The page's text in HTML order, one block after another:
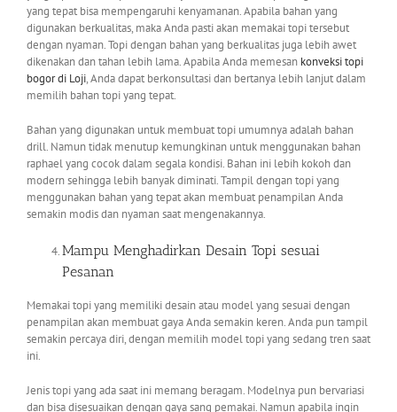
yang tepat bisa mempengaruhi kenyamanan. Apabila bahan yang
digunakan berkualitas, maka Anda pasti akan memakai topi tersebut
dengan nyaman. Topi dengan bahan yang berkualitas juga lebih awet
dikenakan dan tahan lebih lama. Apabila Anda memesan konveksi topi
bogordi Loji, Anda dapat berkonsultasi dan bertanya lebih lanjut dalam
memilih bahan topi yang tepat.
Bahan yang digunakan untuk membuat topi umumnya adalah bahan
drill. Namun tidak menutup kemungkinan untuk menggunakan bahan
raphael yang cocok dalam segala kondisi. Bahan ini lebih kokoh dan
modern sehingga lebih banyak diminati. Tampil dengan topi yang
menggunakan bahan yang tepat akan membuat penampilan Anda
semakin modis dan nyaman saat mengenakannya.
Mampu Menghadirkan Desain Topi sesuai
Pesanan
Memakai topi yang memiliki desain atau model yang sesuai dengan
penampilan akan membuat gaya Anda semakin keren. Anda pun tampil
semakin percaya diri, dengan memilih model topi yang sedang tren saat
ini.
Jenis topi yang ada saat ini memang beragam. Modelnya pun bervariasi
dan bisa disesuaikan dengan gaya sang pemakai. Namun apabila ingin